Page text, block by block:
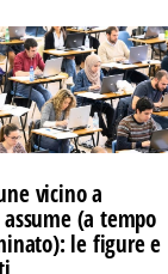
vicino a
(a tempo
le figure e